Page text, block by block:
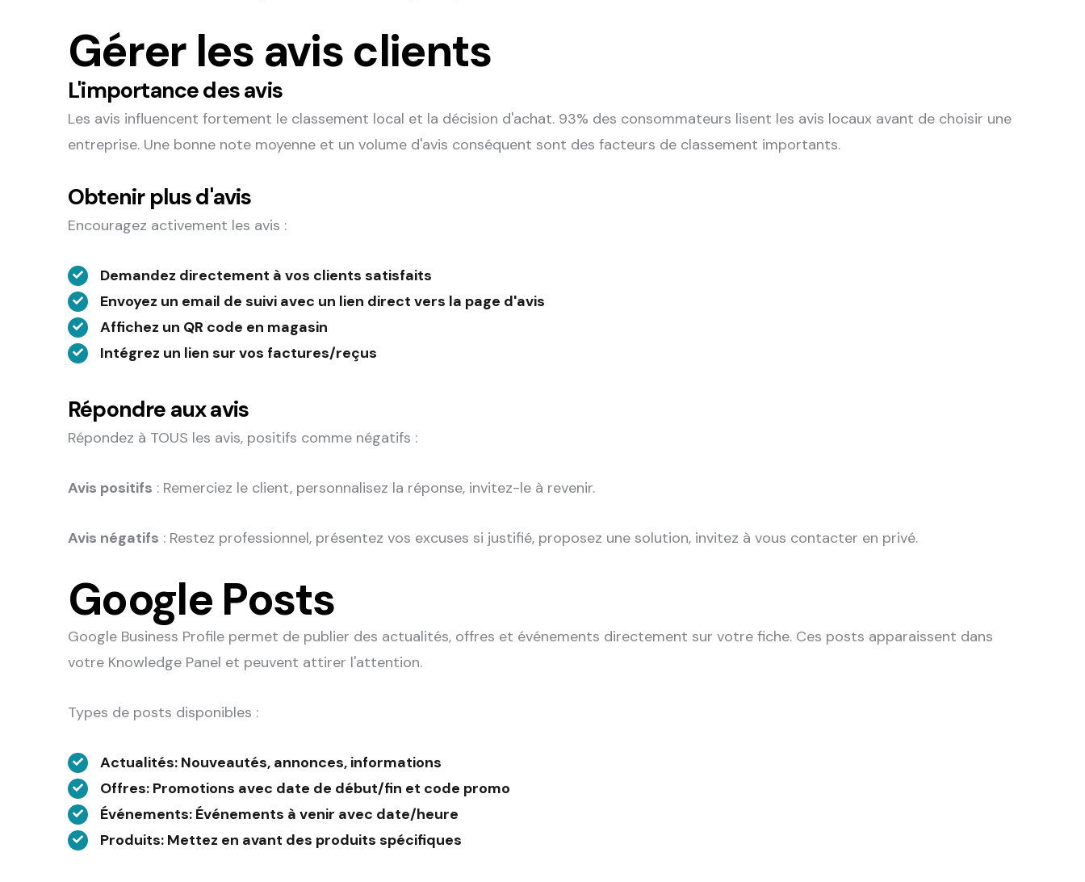
Gérer les avis clients
L'importance des avis
Les avis influencent fortement le classement local et la décision d'achat. 93% des consommateurs lisent les avis locaux avant de choisir une
entreprise. Une bonne note moyenne et un volume d'avis conséquent sont des facteurs de classement importants.
Obtenir plus d'avis
Encouragez activement les avis :
Demandez directement à vos clients satisfaits
Envoyez un email de suivi avec un lien direct vers la page d'avis
Affichez un QR code en magasin
Intégrez un lien sur vos factures/reçus
Répondre aux avis
Répondez à TOUS les avis, positifs comme négatifs :
Avis positifs : Remerciez le client, personnalisez la réponse, invitez-le à revenir.
Avis négatifs : Restez professionnel, présentez vos excuses si justifié, proposez une solution, invitez à vous contacter en privé.
Google Posts
Google Business Profile permet de publier des actualités, offres et événements directement sur votre fiche. Ces posts apparaissent dans
votre Knowledge Panel et peuvent attirer l'attention.
Types de posts disponibles :
Actualités: Nouveautés, annonces, informations
Offres: Promotions avec date de début/fin et code promo
Événements: Événements à venir avec date/heure
Produits: Mettez en avant des produits spécifiques